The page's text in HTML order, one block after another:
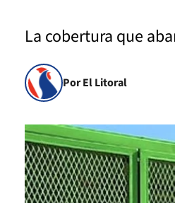
La cobertura que
Por El Litoral